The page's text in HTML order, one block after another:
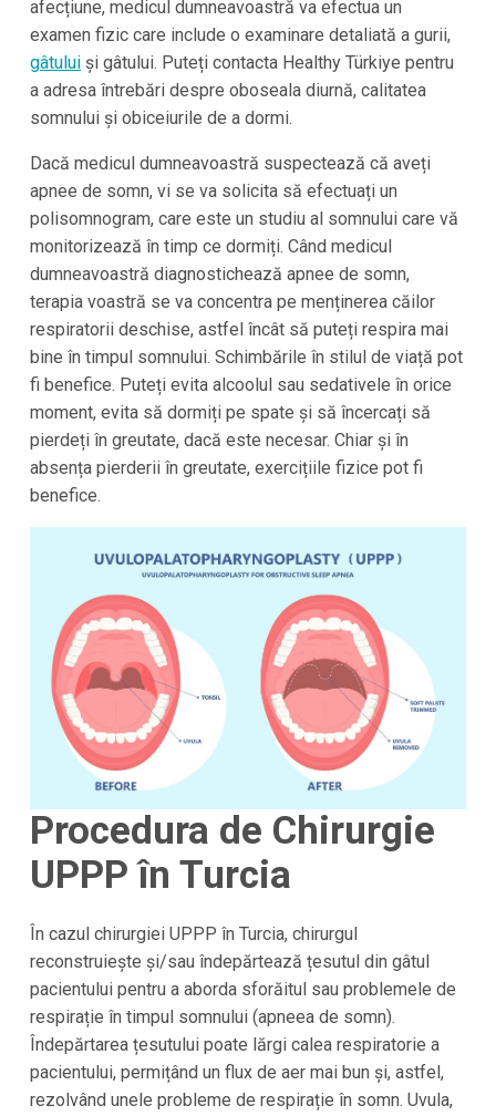
afecțiune, medicul dumneavoastră va efectua un
examen fizic care include o examinare detaliată a gurii,
gâtuluiși gâtului. Puteți contacta Healthy Türkiye pentru
a adresa întrebări despre oboseala diurnă, calitatea
somnului și obiceiurile de a dormi.
Dacă medicul dumneavoastră suspectează că aveți
apnee de somn, vi se va solicita să efectuați un
polisomnogram, care este un studiu al somnului care vă
monitorizează în timp ce dormiți. Când medicul
dumneavoastră diagnostichează apnee de somn,
terapia voastră se va concentra pe menținerea căilor
respiratorii deschise, astfel încât să puteți respira mai
bine în timpul somnului. Schimbările în stilul de viață pot
fi benefice. Puteți evita alcoolul sau sedativele în orice
moment, evita să dormiți pe spate și să încercați să
pierdeți în greutate, dacă este necesar. Chiar și în
absența pierderii în greutate, exercițiile fizice pot fi
benefice.
Procedura de Chirurgie
UPPP în Turcia
În cazul chirurgiei UPPP în Turcia, chirurgul
reconstruiește și/sau îndepărtează țesutul din gâtul
pacientului pentru a aborda sforăitul sau problemele de
respirație în timpul somnului (apneea de somn).
Îndepărtarea țesutului poate lărgi calea respiratorie a
pacientului, permițând un flux de aer mai bun și, astfel,
rezolvând unele probleme de respirație în somn. Uvula,